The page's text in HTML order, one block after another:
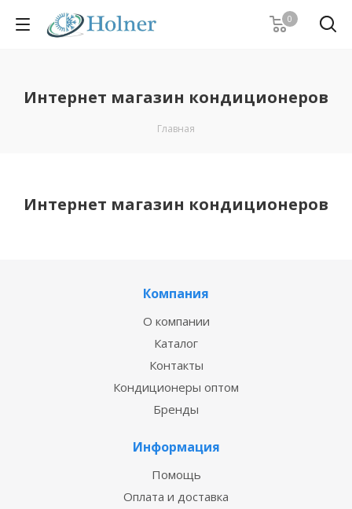
0
Интернет магазин кондиционеров
Главная
Интернет магазин кондиционеров
Компания
О компании
Каталог
Контакты
Кондиционеры оптом
Бренды
Информация
Помощь
Оплата и доставка